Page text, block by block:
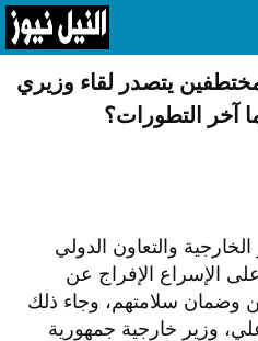
يتصدر لقاء وزيري
آخر التطورات؟
الخارجية والتعاون الدولي
على الإسراع الإفراج عن
وضمان سلامتهم، وجاء ذلك
وزير خارجية جمهورية